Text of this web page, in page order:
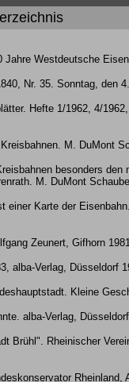
Westdeutsche
Nr. 35. Sonntag, den
Hefte 1/1962, 4/
M. DuMont
besonders
M. DuMont
einer Karte der
Zeunert, Gifhorn
alba-Verlag, Düsseldorf
Kleine
alba-Verlag,
Brühl". Rheinischer
Rheinland,